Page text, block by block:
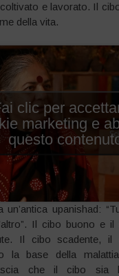
e lavorato. Il
della vita.
clic per
marketing e
questo
un’antica upanishad:
Il cibo buono e
Il cibo scadente, il
la base della
che il cibo sia